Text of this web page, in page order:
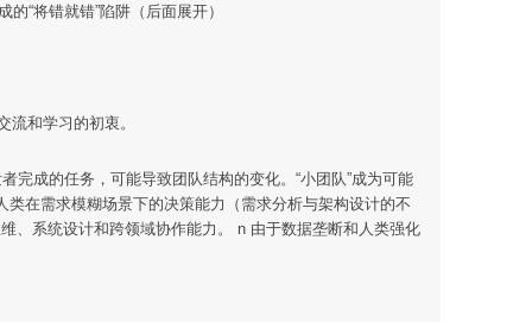
“将错就错”陷阱（后面展开）
和学习的初衷。
完成的任务，可能导致团队结构的变化。“小团队”成为可能
在需求模糊场景下的决策能力（需求分析与架构设计的不
、系统设计和跨领域协作能力。 n 由于数据垄断和人类强化